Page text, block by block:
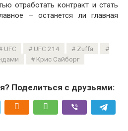
отработать контракт и стать
– останется ли главная
UFC UFC 214
Zuffa
Крис Сайборг
Поделиться с друзьями: